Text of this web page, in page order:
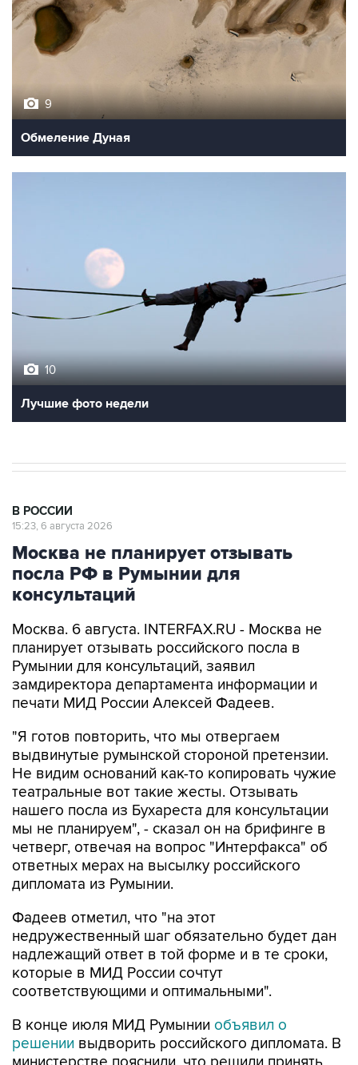
9
Обмеление Дуная
10
Лучшие фото недели
В РОССИИ
15:23, 6 августа 2026
Москва не планирует отзывать
посла РФ в Румынии для
консультаций
Москва. 6 августа. INTERFAX.RU - Москва не
планирует отзывать российского посла в
Румынии для консультаций, заявил
замдиректора департамента информации и
печати МИД России Алексей Фадеев.
"Я готов повторить, что мы отвергаем
выдвинутые румынской стороной претензии.
Не видим оснований как-то копировать чужие
театральные вот такие жесты. Отзывать
нашего посла из Бухареста для консультации
мы не планируем", - сказал он на брифинге в
четверг, отвечая на вопрос "Интерфакса" об
ответных мерах на высылку российского
дипломата из Румынии.
Фадеев отметил, что "на этот
недружественный шаг обязательно будет дан
надлежащий ответ в той форме и в те сроки,
которые в МИД России сочтут
соответствующими и оптимальными".
В конце июля МИД Румынии объявил о
решении выдворить российского дипломата. В